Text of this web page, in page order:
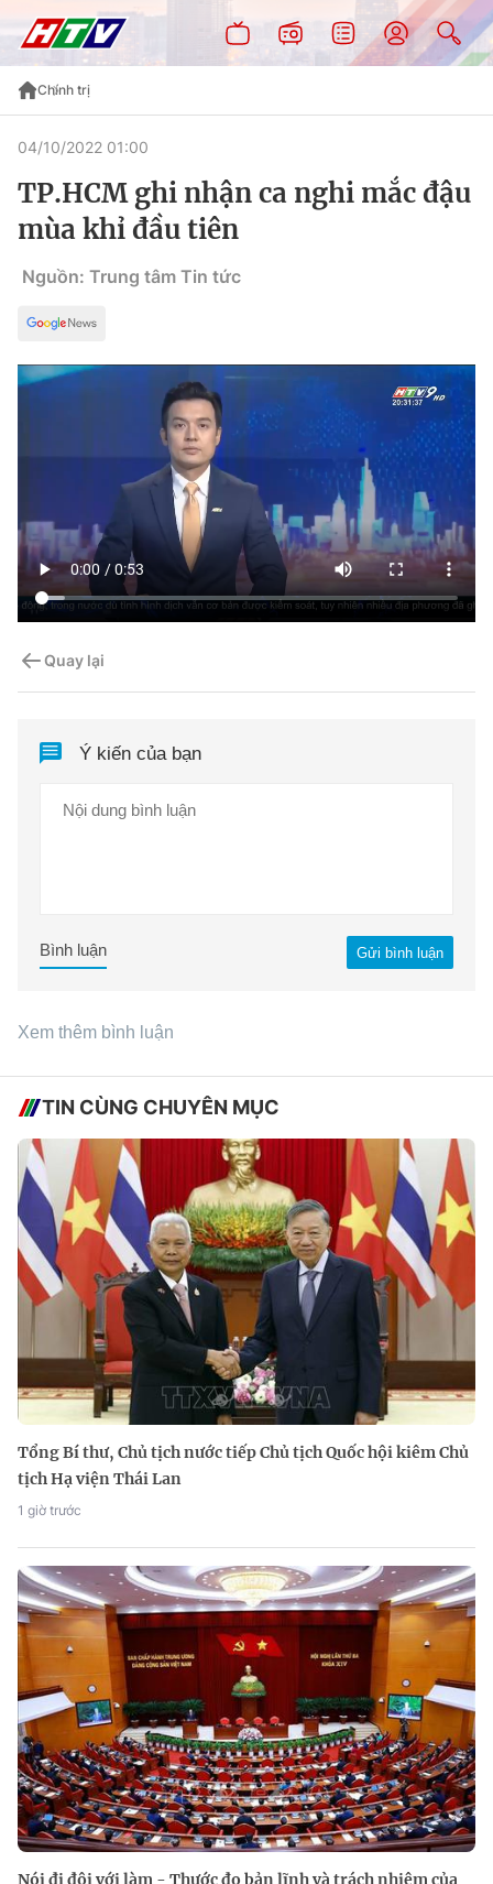
Chính trị
04/10/2022 01:00
TP.HCM ghi nhận ca nghi mắc đậu
mùa khỉ đầu tiên
Nguồn: Trung tâm Tin tức
Quay lại
Ý kiến của bạn
Gửi bình luận
Bình luận
Xem thêm bình luận
TIN CÙNG CHUYÊN MỤC
Tổng Bí thư, Chủ tịch nước tiếp Chủ tịch Quốc hội kiêm Chủ
tịch Hạ viện Thái Lan
1 giờ trước
Nói đi đôi với làm - Thước đo bản lĩnh và trách nhiệm của